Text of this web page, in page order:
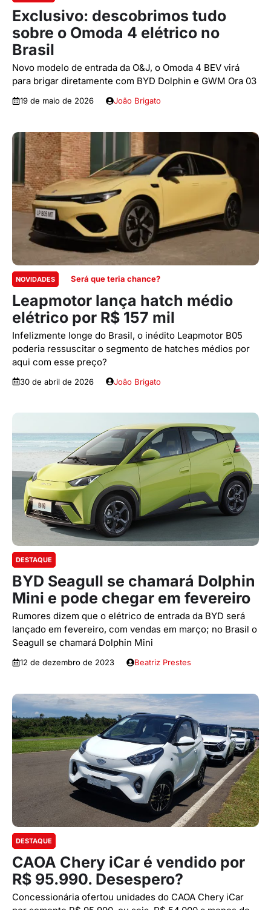
Exclusivo: descobrimos tudo
sobre o Omoda 4 elétrico no
Brasil
Novo modelo de entrada da O&J, o Omoda 4 BEV virá
para brigar diretamente com BYD Dolphin e GWM Ora 03
19 de maio de 2026 João Brigato
NOVIDADES Será que teria chance?
Leapmotor lança hatch médio
elétrico por R$ 157 mil
Infelizmente longe do Brasil, o inédito Leapmotor B05
poderia ressuscitar o segmento de hatches médios por
aqui com esse preço?
30 de abril de 2026 João Brigato
DESTAQUE
BYD Seagull se chamará Dolphin
Mini e pode chegar em fevereiro
Rumores dizem que o elétrico de entrada da BYD será
lançado em fevereiro, com vendas em março; no Brasil o
Seagull se chamará Dolphin Mini
12 de dezembro de 2023 Beatriz Prestes
DESTAQUE
CAOA Chery iCar é vendido por
R$ 95.990. Desespero?
Concessionária ofertou unidades do CAOA Chery iCar